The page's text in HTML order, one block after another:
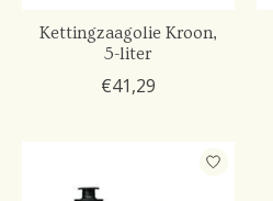
Kettingzaagolie Kroon,
5-liter
€41,29